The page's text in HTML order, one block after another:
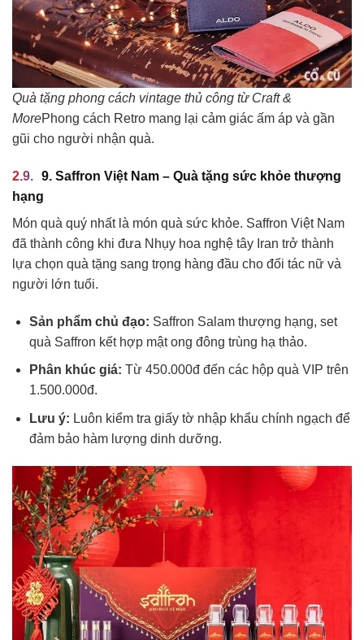
Quà tặng phong cách vintage thủ công từ Craft &
MorePhong cách Retro mang lại cảm giác ấm áp và gần
gũi cho người nhận quà.
9. Saffron Việt Nam – Quà tặng sức khỏe thượng
hạng
Món quà quý nhất là món quà sức khỏe. Saffron Việt Nam
đã thành công khi đưa Nhụy hoa nghệ tây Iran trở thành
lựa chọn quà tặng sang trọng hàng đầu cho đối tác nữ và
người lớn tuổi.
Sản phẩm chủ đạo: Saffron Salam thượng hạng, set
quà Saffron kết hợp mật ong đông trùng hạ thảo.
Phân khúc giá: Từ 450.000đ đến các hộp quà VIP trên
1.500.000đ.
Lưu ý: Luôn kiểm tra giấy tờ nhập khẩu chính ngạch để
đảm bảo hàm lượng dinh dưỡng.